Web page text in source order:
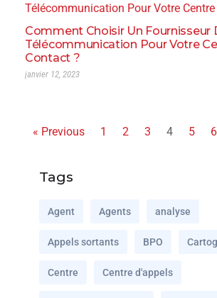
Comment Choisir Un Fournisseur
Télécommunication Pour Votre
Contact ?
janvier 12, 2023
« Previous 1 2 3 4 5 6
Tags
Agent Agents analyse
Appels sortants BPO
Centre Centre d'appels